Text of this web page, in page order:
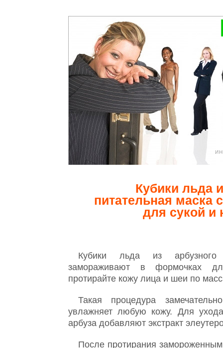
Кубики льда
питательная маска
для сукой и
Кубики льда из
замораживают в формочках
протирайте кожу лица и шеи по
Такая процедура
увлажняет любую кожу. Для
арбуза добавляют экстракт
После протирания